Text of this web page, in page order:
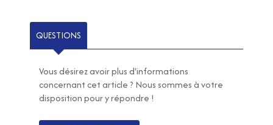
QUESTIONS
Vous désirez avoir plus d'informations
concernant cet article ? Nous sommes à votre
disposition pour y répondre !